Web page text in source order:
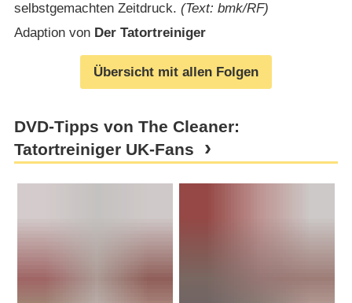
selbstgemachten Zeitdruck. (Text: bmk/RF)
Adaption von Der Tatortreiniger
Übersicht mit allen Folgen
DVD-Tipps von The Cleaner:
Tatortreiniger UK-Fans